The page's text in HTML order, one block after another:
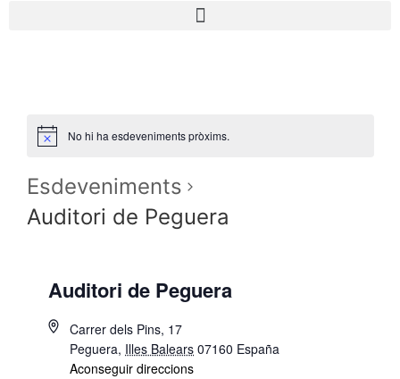
No hi ha esdeveniments pròxims.
Esdeveniments
Auditori de Peguera
Auditori de Peguera
Carrer dels Pins, 17
Peguera, Illes Balears 07160 España
Aconseguir direccions